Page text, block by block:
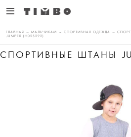
ГЛАВНАЯ → МАЛЬЧИКАМ → СПОРТИВНАЯ ОДЕЖДА →
JUMPER (H025292)
СПОРТИВНЫЕ ШТАНЫ